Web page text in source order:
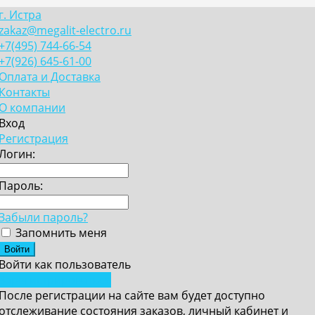
Истра
electro.ru
744-66-54
645-61-00
и Доставка
компании
пароль?
Запомнить меня
как пользователь
регистрации на сайте вам будет доступно
состояния заказов, личный кабинет и